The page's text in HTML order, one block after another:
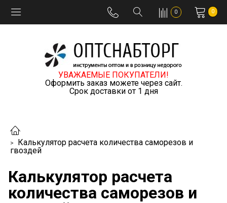
0 0
УВАЖАЕМЫЕ ПОКУПАТЕЛИ!
Оформить заказ можете через сайт.
Срок доставки от 1 дня
Калькулятор расчета количества саморезов и
гвоздей
Калькулятор расчета
количества саморезов и